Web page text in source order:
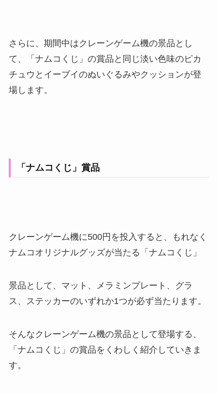
さらに、期間中はクレーンゲーム機の景品とし
て、「ナムコくじ」の賞品と同じ淡い色味のピカ
チュウとイーブイのぬいぐるみやクッションが登
場します。
「ナムコくじ」賞品
クレーンゲーム機に500円を投入すると、もれなく
ナムコオリジナルグッズが当たる「ナムコくじ」
景品として、マット、メラミンプレート、グラ
ス、ステッカーのいずれか1つが必ず当たります。
そんなクレーンゲーム機の景品として登場する、
「ナムコくじ」の賞品をくわしく紹介していきま
す。